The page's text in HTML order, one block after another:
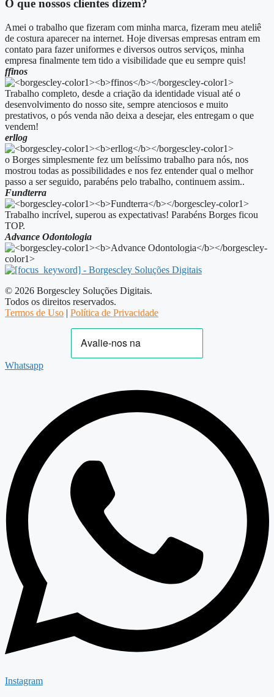
O que nossos clientes dizem?
Amei o trabalho que fizeram com minha marca, fizeram meu ateliê
de costura aparecer na internet. Hoje diversas empresas entram em
contato para fazer uniformes e diversos outros serviços, minha
empresa finalmente tem tido a visibilidade que eu sempre quis!
ffinos
Trabalho completo, desde a criação da identidade visual até o
desenvolvimento do nosso site, sempre atenciosos e muito
prestativos, o pós venda não deixa a desejar, eles entregam o que
vendem!
erllog
o Borges simplesmente fez um belíssimo trabalho para nós, nos
mostrou todas as possibilidades e nos fez entender qual o melhor
passo a ser seguido, parabéns pelo trabalho, continuem assim..
Fundterra
Trabalho incrível, superou as expectativas! Parabéns Borges ficou
TOP.
Advance Odontologia
© 2026 Borgescley Soluções Digitais.
Todos os direitos reservados.
Termos de Uso | Política de Privacidade
Whatsapp
Instagram